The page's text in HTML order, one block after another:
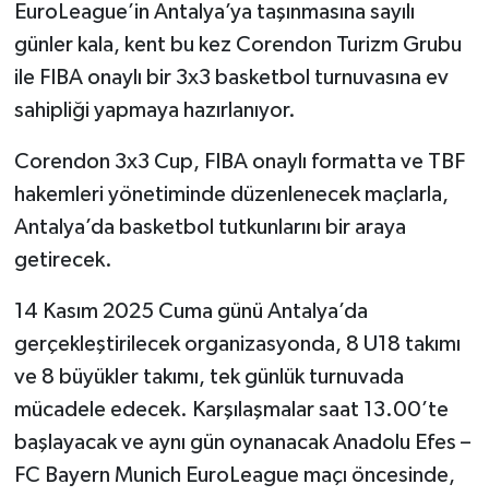
EuroLeague’in Antalya’ya taşınmasına sayılı
günler kala, kent bu kez Corendon Turizm Grubu
ile FIBA onaylı bir 3x3 basketbol turnuvasına ev
sahipliği yapmaya hazırlanıyor.
Corendon 3x3 Cup, FIBA onaylı formatta ve TBF
hakemleri yönetiminde düzenlenecek maçlarla,
Antalya’da basketbol tutkunlarını bir araya
getirecek.
14 Kasım 2025 Cuma günü Antalya’da
gerçekleştirilecek organizasyonda, 8 U18 takımı
ve 8 büyükler takımı, tek günlük turnuvada
mücadele edecek. Karşılaşmalar saat 13.00’te
başlayacak ve aynı gün oynanacak Anadolu Efes –
FC Bayern Munich EuroLeague maçı öncesinde,